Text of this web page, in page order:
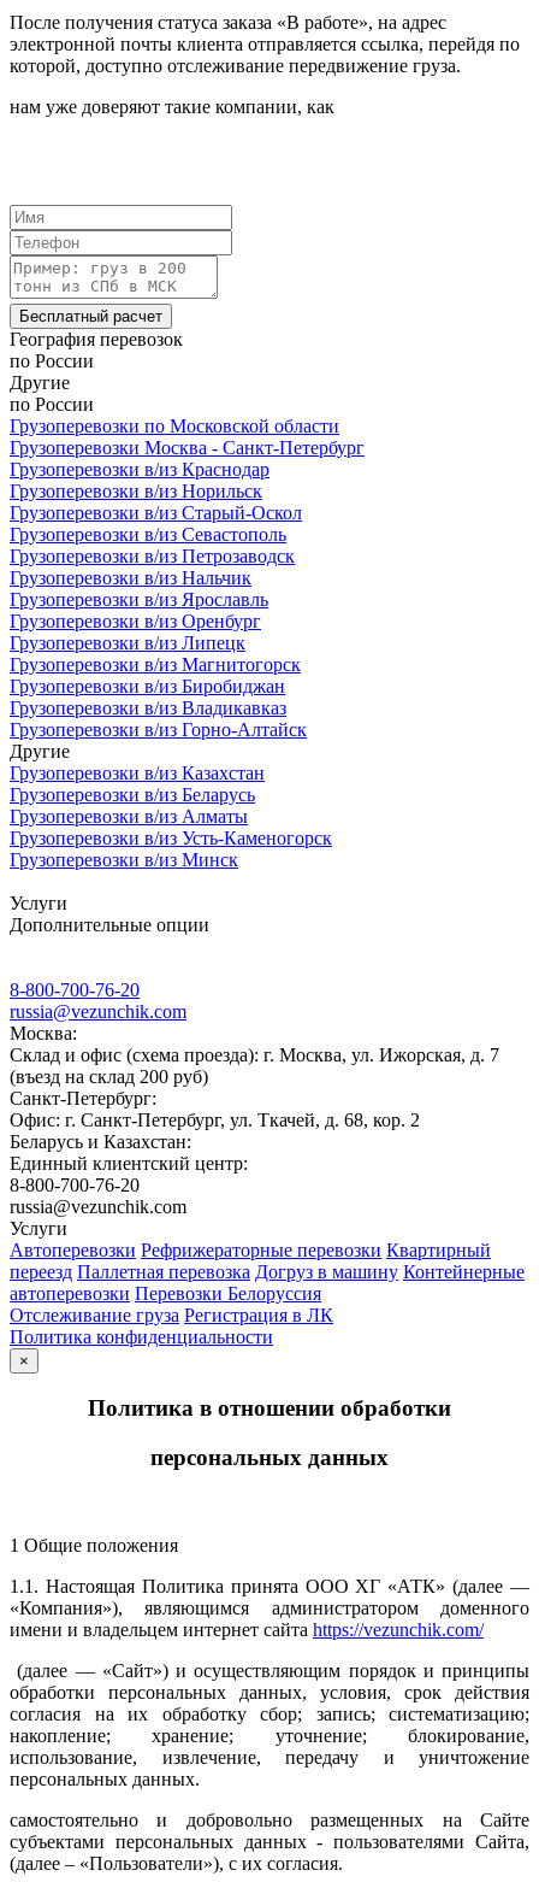
После получения статуса заказа «В работе», на адрес
электронной почты клиента отправляется ссылка, перейдя по
которой, доступно отслеживание передвижение груза.
нам уже доверяют такие компании, как
Бесплатный расчет
География перевозок
по России
Другие
по России
Грузоперевозки по Московской области
Грузоперевозки Москва - Санкт-Петербург
Грузоперевозки в/из Краснодар
Грузоперевозки в/из Норильск
Грузоперевозки в/из Старый-Оскол
Грузоперевозки в/из Севастополь
Грузоперевозки в/из Петрозаводск
Грузоперевозки в/из Нальчик
Грузоперевозки в/из Ярославль
Грузоперевозки в/из Оренбург
Грузоперевозки в/из Липецк
Грузоперевозки в/из Магнитогорск
Грузоперевозки в/из Биробиджан
Грузоперевозки в/из Владикавказ
Грузоперевозки в/из Горно-Алтайск
Другие
Грузоперевозки в/из Казахстан
Грузоперевозки в/из Беларусь
Грузоперевозки в/из Алматы
Грузоперевозки в/из Усть-Каменогорск
Грузоперевозки в/из Минск
Услуги
Дополнительные опции
8-800-700-76-20
russia@vezunchik.com
Москва:
Склад и офис (схема проезда): г. Москва, ул. Ижорская, д. 7
(въезд на склад 200 руб)
Санкт-Петербург:
Офис: г. Санкт-Петербург, ул. Ткачей, д. 68, кор. 2
Беларусь и Казахстан:
Единный клиентский центр:
8-800-700-76-20
russia@vezunchik.com
Услуги
Автоперевозки Рефрижераторные перевозки Квартирный
переезд Паллетная перевозка Догруз в машину Контейнерные
автоперевозки Перевозки Белоруссия
Отслеживание груза Регистрация в ЛК
Политика конфиденциальности
×
Политика в отношении обработки
персональных данных
1 Общие положения
1.1. Настоящая Политика принята ООО ХГ «АТК» (далее —
«Компания»), являющимся администратором доменного
имени и владельцем интернет сайта https://vezunchik.com/
(далее — «Сайт») и осуществляющим порядок и принципы
обработки персональных данных, условия, срок действия
согласия на их обработку сбор; запись; систематизацию;
накопление; хранение; уточнение; блокирование,
использование, извлечение, передачу и уничтожение
персональных данных.
самостоятельно и добровольно размещенных на Сайте
субъектами персональных данных - пользователями Сайта,
(далее – «Пользователи»), с их согласия.